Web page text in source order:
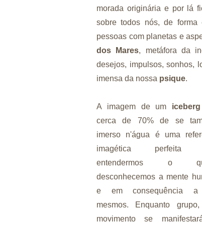
morada originária e por lá
sobre todos nós, de forma
pessoas com planetas e
dos Mares, metáfora da
desejos, impulsos, sonhos,
imensa da nossa psique.
A imagem de um iceberg
cerca de 70% de se
imerso n'água é uma
imagética perfeita
entendermos o
desconhecemos a mente
e em consequência
mesmos. Enquanto
movimento se